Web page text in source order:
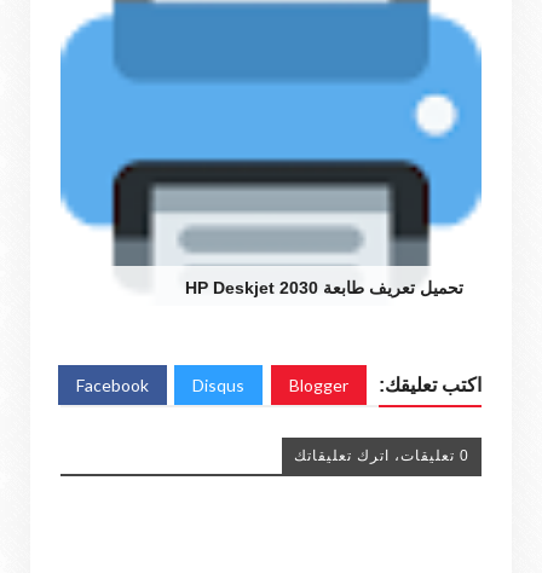
تحميل تعريف طابعة HP Deskjet 2030
اكتب تعليقك: Blogger
Disqus
Facebook
0 تعليقات، اترك تعليقاتك